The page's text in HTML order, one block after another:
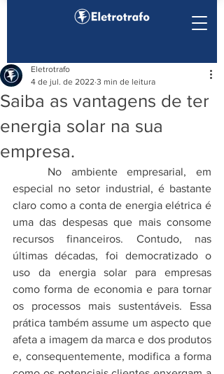
Saiba as vantagens de ter
energia solar na sua
empresa.
Eletrotrafo
4 de jul. de 2022 3 min de leitura
No ambiente empresarial, em
especial no setor industrial, é bastante
claro como a conta de energia elétrica é
uma das despesas que mais consome
recursos financeiros. Contudo, nas
últimas décadas, foi democratizado o
uso da energia solar para empresas
como forma de economia e para tornar
os processos mais sustentáveis. Essa
prática também assume um aspecto que
afeta a imagem da marca e dos produtos
e, consequentemente, modifica a forma